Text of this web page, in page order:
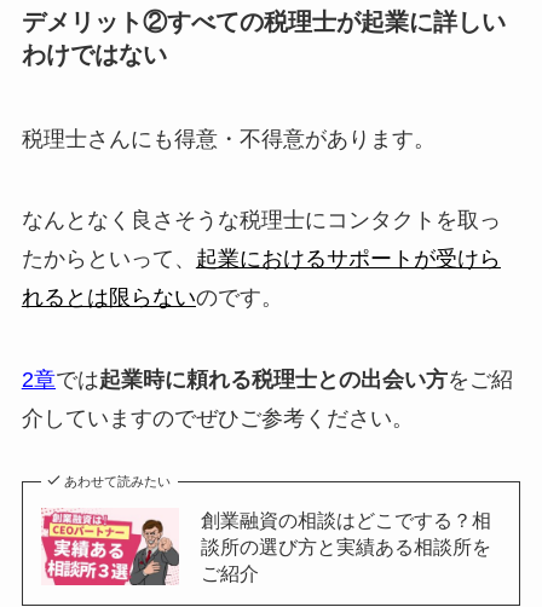
デメリット②すべての税理士が起業に詳しい
わけではない
税理士さんにも得意・不得意があります。
なんとなく良さそうな税理士にコンタクトを取っ
たからといって、 起業におけるサポートが受けら
れるとは限らないのです。
2章では起業時に頼れる税理士との出会い方をご紹
介していますのでぜひご参考ください。
あわせて読みたい
創業融資の相談はどこでする？相
談所の選び方と実績ある相談所を
ご紹介